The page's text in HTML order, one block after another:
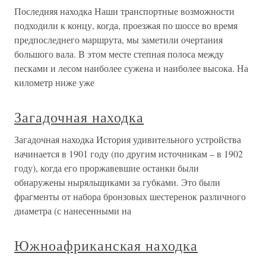
Последняя находка Наши транспортные возможности
подходили к концу, когда, проезжая по шоссе во время
предпоследнего маршрута, мы заметили очертания
большого вала. В этом месте степная полоса между
песками и лесом наиболее сужена и наиболее высока. На
километр ниже уже
Загадочная находка
Загадочная находка История удивительного устройства
начинается в 1901 году (по другим источникам – в 1902
году), когда его проржавевшие останки были
обнаружены ныряльщиками за губками. Это были
фрагменты от набора бронзовых шестеренок различного
диаметра (с нанесенными на
Южноафриканская находка